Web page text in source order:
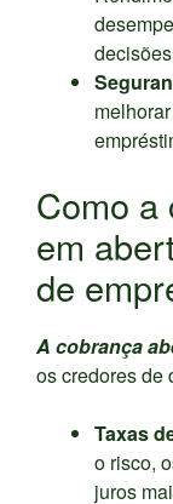
Como a
em
de
A cobrança
os credores de
Taxas
o risco,
juros